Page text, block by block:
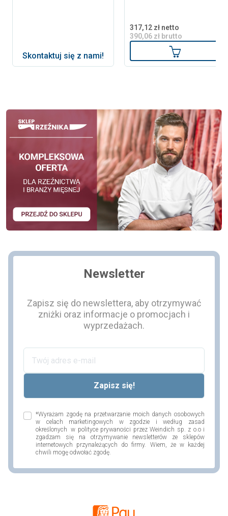
Skontaktuj się z nami!
317,12 zł netto
390,06 zł brutto
Dodaj do
Newsletter
Zapisz się do newslettera, aby otrzymywać
zniżki oraz informacje o promocjach i
wyprzedażach.
*Wyrażam zgodę na przetwarzanie moich danych osobowych
w celach marketingowych w zgodzie i według zasad
określonych w polityce prywaności przez Weindich sp. z o.o i
zgadzam się na otrzymywanie newsletterów ze sklepów
internetowych przynależących do firmy. Wiem, że w każdej
chwili mogę odwołać zgodę.